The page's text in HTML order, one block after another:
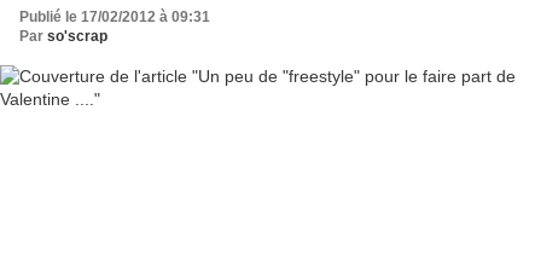
Publié le 17/02/2012 à 09:31
Par so'scrap